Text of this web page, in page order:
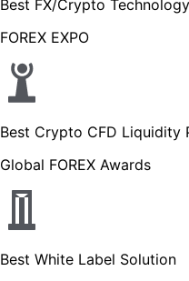
Best FX/Crypto
FOREX EXPO
Best Crypto CFD Liquidity
Global FOREX Awards
Best White Label Solution